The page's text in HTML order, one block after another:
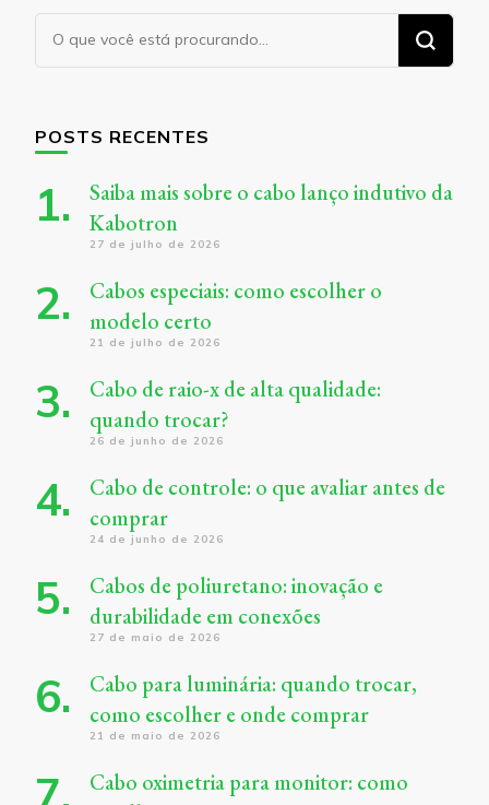
Procurando
POSTS RECENTES
Saiba mais sobre o cabo lanço indutivo da
Kabotron
27 de julho de 2026
Cabos especiais: como escolher o
modelo certo
21 de julho de 2026
Cabo de raio-x de alta qualidade:
quando trocar?
26 de junho de 2026
Cabo de controle: o que avaliar antes de
comprar
24 de junho de 2026
Cabos de poliuretano: inovação e
durabilidade em conexões
27 de maio de 2026
Cabo para luminária: quando trocar,
como escolher e onde comprar
21 de maio de 2026
Cabo oximetria para monitor: como